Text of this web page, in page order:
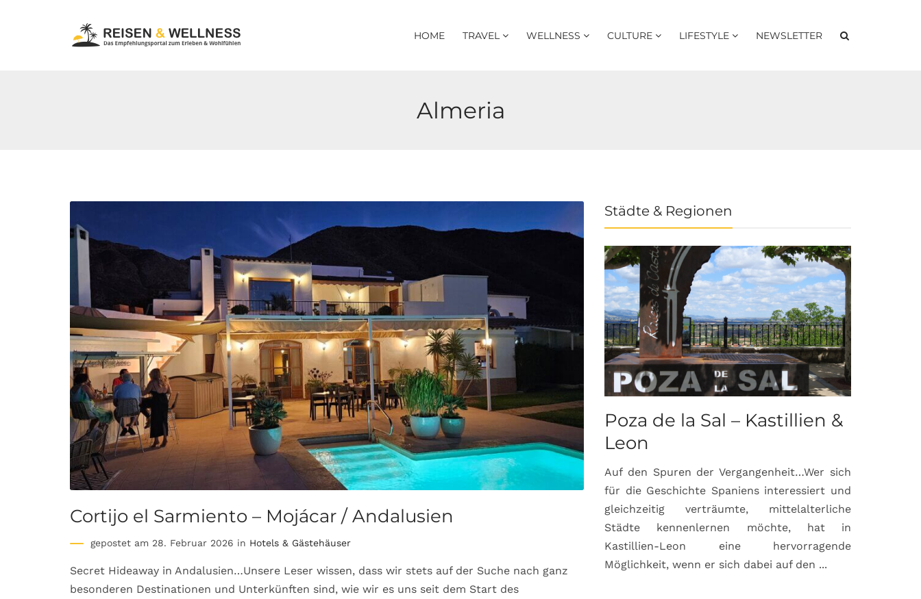
HOME TRAVEL WELLNESS CULTURE LIFESTYLE NEWSLETTER
Almeria
Cortijo el Sarmiento – Mojácar / Andalusien
gepostet am 28. Februar 2026 in Hotels & Gästehäuser
Secret Hideaway in Andalusien…Unsere Leser wissen, dass wir stets auf der Suche nach ganz
besonderen Destinationen und Unterkünften sind, wie wir es uns seit dem Start des
Städte & Regionen
Poza de la Sal – Kastillien &
Leon
Auf den Spuren der Vergangenheit…Wer sich
für die Geschichte Spaniens interessiert und
gleichzeitig verträumte, mittelalterliche
Städte kennenlernen möchte, hat in
Kastillien-Leon eine hervorragende
Möglichkeit, wenn er sich dabei auf den ...